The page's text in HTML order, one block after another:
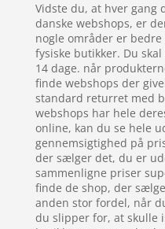
Vidste du, at hver gang
danske webshops, er
nogle områder er
fysiske butikker. Du
14 dage. når
finde webshops der
standard returret med
webshops har hele
online, kan du se hele
gennemsigtighed på
der sælger det, du er
sammenligne priser
finde de shop, der
anden stor fordel, når
du slipper for, at skulle